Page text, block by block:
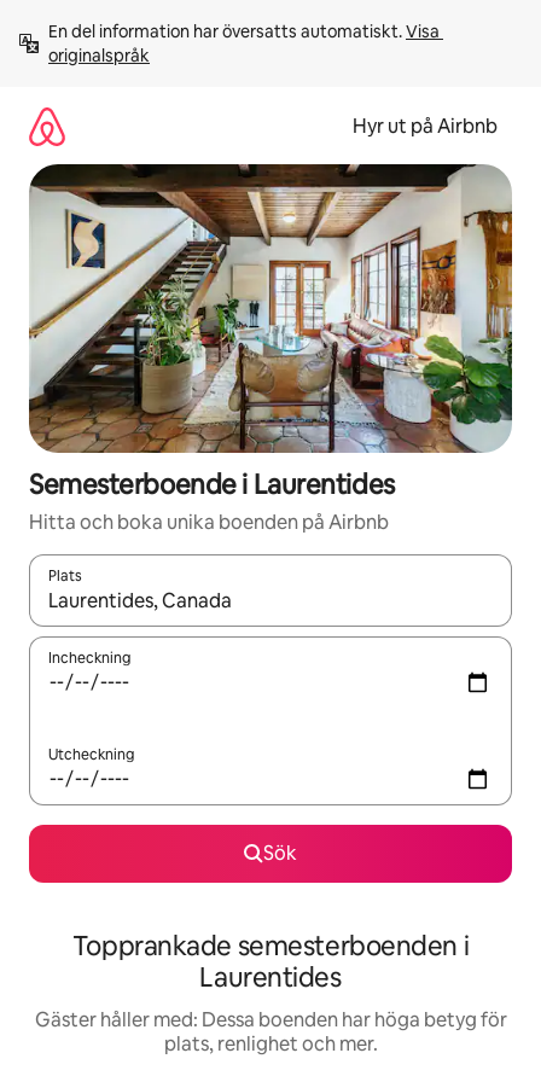
innehåll
En del information har översatts automatiskt. Visa
originalspråk
Hyr ut på Airbnb
Semesterboende i Laurentides
Hitta och boka unika boenden på Airbnb
Plats
När resultaten är tillgängliga kan du navigera med upp- och
Incheckning
Utcheckning
Sök
Topprankade semesterboenden i
Laurentides
Gäster håller med: Dessa boenden har höga betyg för
plats, renlighet och mer.